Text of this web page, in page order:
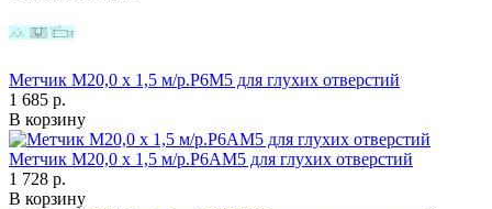
Метчик М20,0 х 1,5 м/р.Р6М5 для глухих отверстий
1 685 р.
В корзину
Метчик М20,0 х 1,5 м/р.Р6АМ5 для глухих отверстий
1 728 р.
В корзину